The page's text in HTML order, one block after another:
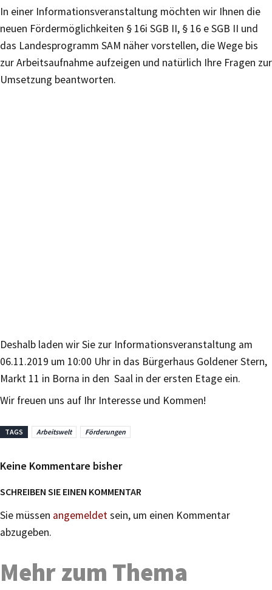
In einer Informationsveranstaltung möchten wir Ihnen die
neuen Fördermöglichkeiten § 16i SGB II, § 16 e SGB II und
das Landesprogramm SAM näher vorstellen, die Wege bis
zur Arbeitsaufnahme aufzeigen und natürlich Ihre Fragen zur
Umsetzung beantworten.
Deshalb laden wir Sie zur Informationsveranstaltung am
06.11.2019 um 10:00 Uhr in das Bürgerhaus Goldener Stern,
Markt 11 in Borna in den Saal in der ersten Etage ein.
Wir freuen uns auf Ihr Interesse und Kommen!
TAGS Arbeitswelt Förderungen
Keine Kommentare bisher
SCHREIBEN SIE EINEN KOMMENTAR
Sie müssen angemeldetsein, um einen Kommentar
abzugeben.
Mehr zum Thema